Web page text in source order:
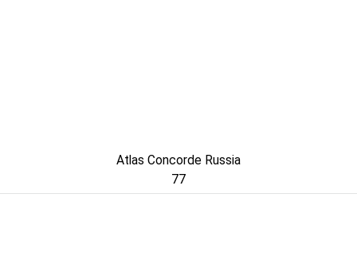
Atlas Concorde Russia
77